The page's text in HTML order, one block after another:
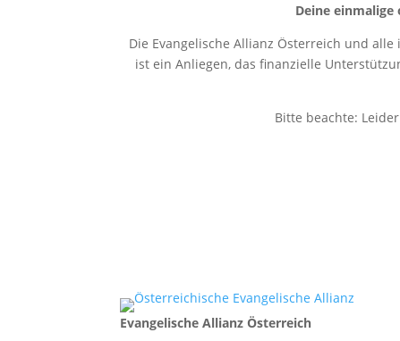
Deine einmalige
Die Evangelische Allianz Österreich und
ist ein Anliegen, das finanzielle
Bitte beachte:
Evangelische Allianz Österreich